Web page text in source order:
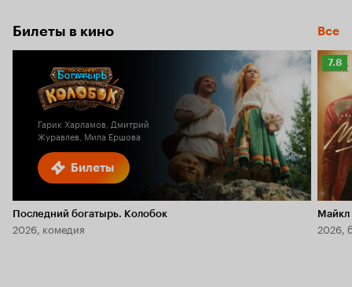
Билеты в кино Все
Билеты
Гарик Харламов, Дмитрий
Журавлев, Мила Ершова
Последний богатырь. Колобок
2026, комедия
7.8
Майкл
2026,